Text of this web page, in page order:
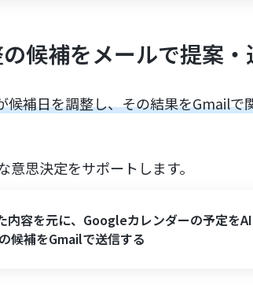
候補をメールで提案・
候補日を調整し、その結果をGmailで
思決定をサポートします。
内容を元に、Googleカレンダーの予定を
候補をGmailで送信する